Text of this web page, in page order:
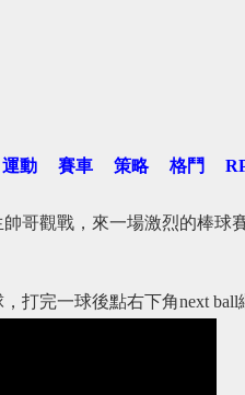
運動 賽車 策略 格鬥
哥觀戰，來一場激烈的棒球
打完一球後點右下角next ball